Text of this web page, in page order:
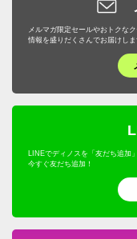
下駄箱/玄関収納
子供部屋/キッズ収納・
ホームオフィス家具
仏壇・仏具
サステナブル
サステナブル
包丁・キッチンツール
テーブルクロス・ラ
キッチン家電・調理
キッチンマット
トイレ用品・トイレ
タオル・スリッパ
生活雑貨・便利グッズ
年中行事用品・季節
機能性シューズ・サン
オーラルケア・デンタ
機能性ウェア・雑貨
野菜・果物
プロユース
保存食・非常食
プランター・植木鉢
フラワースタンド・
エアコン室外機カバー
屋外ゴミ箱/保管庫
温室・ビニール温室
ガーデンアーチ・パ
旅行用便利グッズ
キッズ・ベビー
キャラクターグッズ
ホビー雑貨
アウトドア・カー用品
カーテン・ラグ・ソ
インテリア雑貨・日
美容・健康・ダイエ
ガーデニング用品・
メルマガ限定セールやおトクな
情報を盛りだくさんでお届けしま
LINEでディノスを「友だち追加
今すぐ友だち追加！